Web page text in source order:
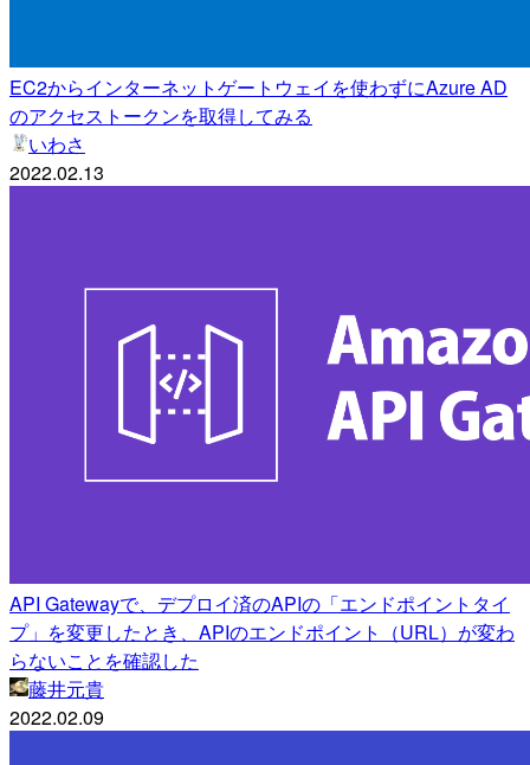
EC2からインターネットゲートウェイを使わずにAzure AD
のアクセストークンを取得してみる
いわさ
2022.02.13
API Gatewayで、デプロイ済のAPIの「エンドポイントタイ
プ」を変更したとき、APIのエンドポイント（URL）が変わ
らないことを確認した
藤井元貴
2022.02.09